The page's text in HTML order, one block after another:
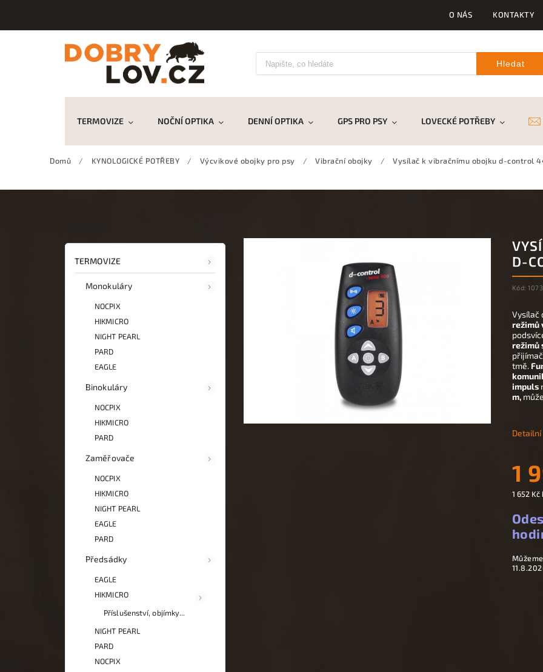
O NÁS KONTAKTY
Hledat
TERMOVIZE NOČNÍ OPTIKA DENNÍ OPTIKA GPS PRO PSY LOVECKÉ POTŘEBY
Domů / KYNOLOGICKÉ POTŘEBY / Výcvikové obojky pro psy / Vibrační obojky / Vysílač k vibračnímu obojku d-control
TERMOVIZE
Monokuláry
NOCPIX
HIKMICRO
NIGHT PEARL
PARD
EAGLE
Binokuláry
NOCPIX
HIKMICRO
PARD
Zaměřovače
NOCPIX
HIKMICRO
NIGHT PEARL
EAGLE
PARD
Předsádky
EAGLE
HIKMICRO
Příslušenství, objímky...
NIGHT PEARL
PARD
NOCPIX
D-
Kód:
1
1 652 Kč
Vysílač
režimů
režimů
tmě.
impuls
m,